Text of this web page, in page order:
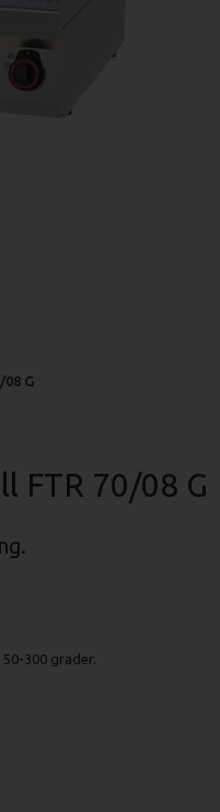
G
FTR 70/08 G
300 grader.